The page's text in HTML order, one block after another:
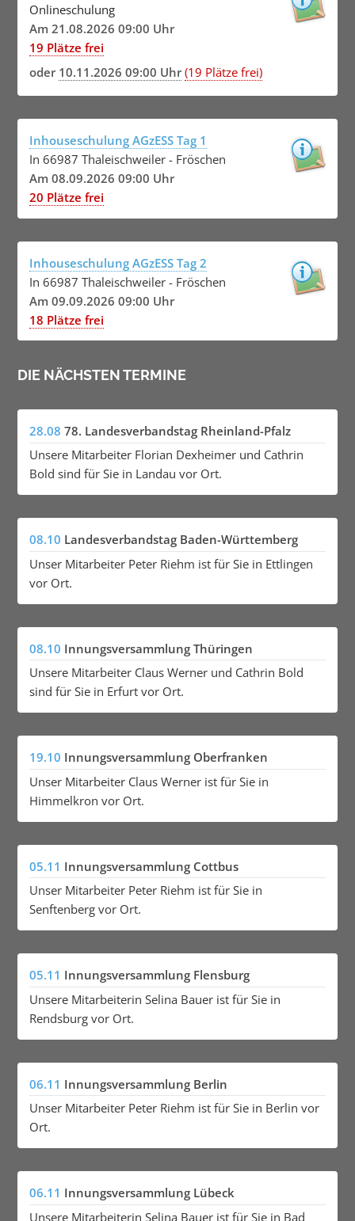
Onlineschulung
Am 21.08.2026 09:00 Uhr
19 Plätze frei
oder 10.11.2026 09:00 Uhr (19 Plätze frei)
Inhouseschulung AGzESS Tag 1
In 66987 Thaleischweiler - Fröschen
Am 08.09.2026 09:00 Uhr
20 Plätze frei
Inhouseschulung AGzESS Tag 2
In 66987 Thaleischweiler - Fröschen
Am 09.09.2026 09:00 Uhr
18 Plätze frei
DIE NÄCHSTEN TERMINE
28.08 78. Landesverbandstag Rheinland-Pfalz
Unsere Mitarbeiter Florian Dexheimer und Cathrin
Bold sind für Sie in Landau vor Ort.
08.10 Landesverbandstag Baden-Württemberg
Unser Mitarbeiter Peter Riehm ist für Sie in Ettlingen
vor Ort.
08.10 Innungsversammlung Thüringen
Unsere Mitarbeiter Claus Werner und Cathrin Bold
sind für Sie in Erfurt vor Ort.
19.10 Innungsversammlung Oberfranken
Unser Mitarbeiter Claus Werner ist für Sie in
Himmelkron vor Ort.
05.11 Innungsversammlung Cottbus
Unser Mitarbeiter Peter Riehm ist für Sie in
Senftenberg vor Ort.
05.11 Innungsversammlung Flensburg
Unsere Mitarbeiterin Selina Bauer ist für Sie in
Rendsburg vor Ort.
06.11 Innungsversammlung Berlin
Unser Mitarbeiter Peter Riehm ist für Sie in Berlin vor
Ort.
06.11 Innungsversammlung Lübeck
Unsere Mitarbeiterin Selina Bauer ist für Sie in Bad